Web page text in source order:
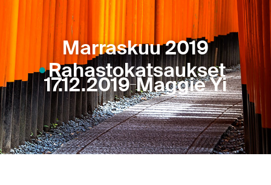
Marraskuu 2019
Rahastokatsaukset
17.12.2019 Maggie Yi